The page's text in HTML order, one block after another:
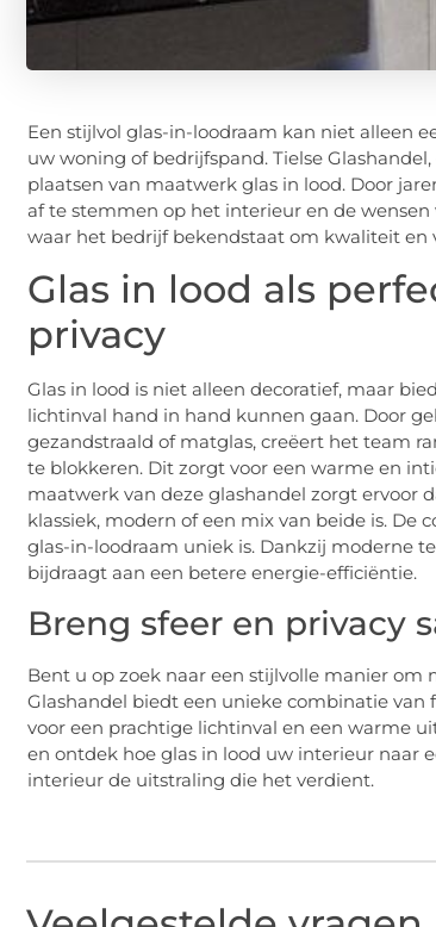
Een stijlvol glas-in-loodraam kan niet alleen
uw woning of bedrijfspand. Tielse
plaatsen van maatwerk glas in lood. Door
af te stemmen op het interieur en de
waar het bedrijf bekendstaat om kwaliteit en
Glas in lood als
privacy
Glas in lood is niet alleen decoratief, maar
lichtinval hand in hand kunnen gaan. Door
gezandstraald of matglas, creëert het team
te blokkeren. Dit zorgt voor een warme en
maatwerk van deze glashandel zorgt ervoor
klassiek, modern of een mix van beide is.
glas-in-loodraam uniek is. Dankzij moderne
bijdraagt aan een betere energie-efficiëntie.
Breng sfeer en privacy
Bent u op zoek naar een stijlvolle manier om
Glashandel biedt een unieke combinatie
voor een prachtige lichtinval en een warme
en ontdek hoe glas in lood uw interieur naar
interieur de uitstraling die het verdient.